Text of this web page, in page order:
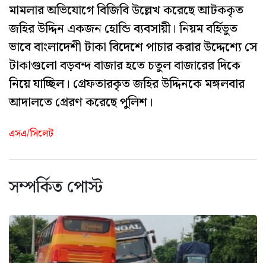
মামলার অভিযোগে বিজিবি উল্লেখ করেছে আটককৃত
জহির উদ্দিন একজন হোন্ডি ব্যবসায়ী। নিয়ম বর্হিভুত
ভাবে বাংলাদেশী টাকা বিদেশে পাচার করার উদ্দেশ্যে সে
টাকাগুলো বড়বন্দ বাজার হতে চতুল বাজারের দিকে
নিয়ে যাচ্ছিল। গ্রেফতারকৃত জহির উদ্দিনকে মঙ্গলবার
আদালতে প্রেরণ করেছে পুলিশ।
এসএ/সিলেট
সম্পর্কিত পোস্ট